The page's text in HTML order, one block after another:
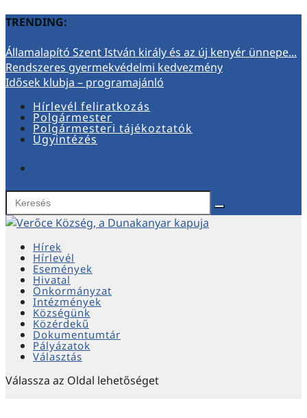
TRENDING:
Államalapító Szent István király és az új kenyér ünnepe...
Rendszeres gyermekvédelmi kedvezmény
Idősek klubja – programajánló
Hírlevél feliratkozás
Polgármester
Polgármesteri tájékoztatók
Ügyintézés
Hírek
Hírlevél
Események
Hivatal
Önkormányzat
Intézmények
Községünk
Közérdekű
Dokumentumtár
Pályázatok
Választás
Válassza az Oldal lehetőséget